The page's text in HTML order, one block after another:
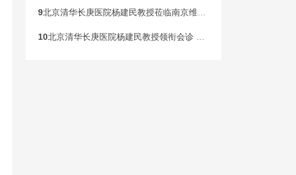
9北京清华长庚医院杨建民教授莅临南京维多利亚胎记诊疗，本周末联合会诊开启！
10北京清华长庚医院杨建民教授领衔会诊 国家级公益基金助力胎记患儿健康行动在宁启动